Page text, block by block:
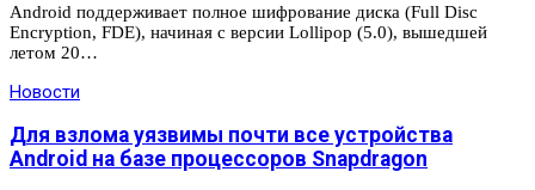
Android поддерживает полное шифрование диска (Full Disc
Encryption, FDE), начиная с версии Lollipop (5.0), вышедшей
летом 20…
Новости
Для взлома уязвимы почти все устройства
Android на базе процессоров Snapdragon